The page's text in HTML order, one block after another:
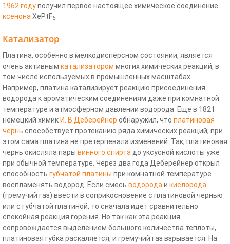
1962 годуполучил первое настоящее химическое соединение
ксенона XePtF6
Катализатор
Платина, особенно в мелкодисперсном состоянии, является
очень активным катализатором многих химических реакций, в
том числе используемых в промышленных масштабах.
Например, платина катализирует реакцию присоединения
водорода к ароматическим соединениям даже при комнатной
температуре и атмосферном давлении водорода. Еще в 1821
немецкий химик И. В.Дёберейнер обнаружил, что платиновая
чернь способствует протеканию ряда химических реакций; при
этом сама платина не претерпевала изменений. Так, платиновая
чернь окисляла пары винного спирта до уксусной кислоты уже
при обычной температуре. Через два года Дёберейнер открыл
способность губчатой платины при комнатной температуре
воспламенять водород. Если смесь водорода и кислорода
(гремучий газ) ввести в соприкосновение с платиновой чернью
или с губчатой платиной, то сначала идет сравнительно
спокойная реакция горения. Но так как эта реакция
сопровождается выделением большого количества теплоты,
платиновая губка раскаляется, и гремучий газ взрывается. На